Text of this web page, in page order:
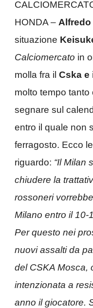
HONDA –
situazione
Calciomercato in
molla fra il Cska e
molto tempo
segnare sul
entro il quale non
ferragosto. Ecco
riguardo: “Il Milan
chiudere la
rossoneri
Milano entro il 10-
Per questo nei
nuovi assalti da
del CSKA Mosca,
intenzionata a
anno il giocatore.